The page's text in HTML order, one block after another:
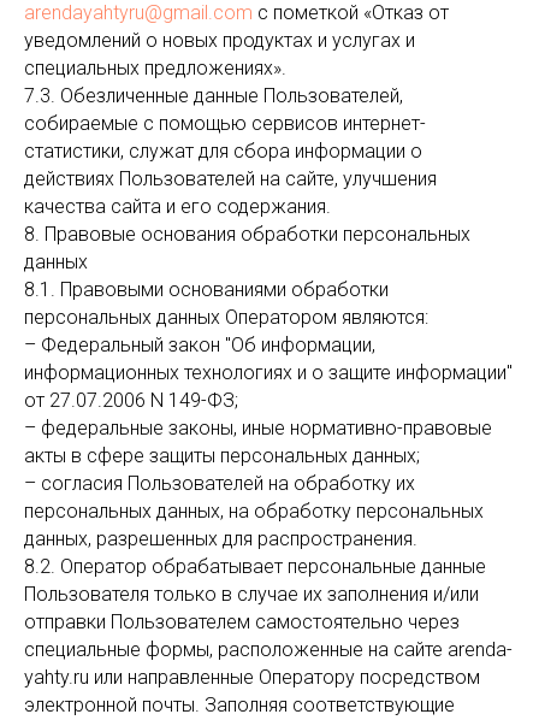
arendayahtyru@gmail.com с пометкой «Отказ от
уведомлений о новых продуктах и услугах и
специальных предложениях».
7.3. Обезличенные данные Пользователей,
собираемые с помощью сервисов интернет-
статистики, служат для сбора информации о
действиях Пользователей на сайте, улучшения
качества сайта и его содержания.
8. Правовые основания обработки персональных
данных
8.1. Правовыми основаниями обработки
персональных данных Оператором являются:
– Федеральный закон "Об информации,
информационных технологиях и о защите информации"
от 27.07.2006 N 149-ФЗ;
– федеральные законы, иные нормативно-правовые
акты в сфере защиты персональных данных;
– согласия Пользователей на обработку их
персональных данных, на обработку персональных
данных, разрешенных для распространения.
8.2. Оператор обрабатывает персональные данные
Пользователя только в случае их заполнения и/или
отправки Пользователем самостоятельно через
специальные формы, расположенные на сайте arenda-
yahty.ru или направленные Оператору посредством
электронной почты. Заполняя соответствующие